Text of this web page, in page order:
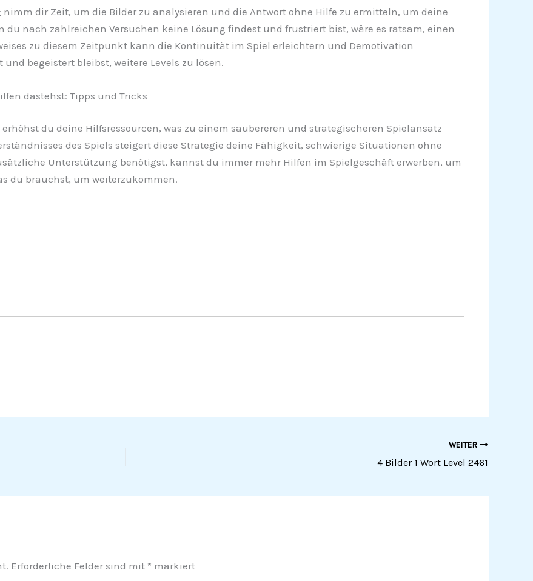
nimm dir Zeit, um die Bilder zu analysieren und die Antwort ohne Hilfe zu ermitteln, um deine
nach zahlreichen Versuchen keine Lösung findest und frustriert bist, wäre es ratsam, einen
zu diesem Zeitpunkt kann die Kontinuität im Spiel erleichtern und Demotivation
begeistert bleibst, weitere Levels zu lösen.
dastehst: Tipps und Tricks
du deine Hilfsressourcen, was zu einem saubereren und strategischeren Spielansatz
des Spiels steigert diese Strategie deine Fähigkeit, schwierige Situationen ohne
Unterstützung benötigst, kannst du immer mehr Hilfen im Spielgeschäft erwerben, um
du brauchst, um weiterzukommen.
WEITER
4 Bilder 1 Wort Level 2461
Erforderliche Felder sind mit * markiert